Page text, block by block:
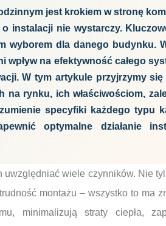
jest krokiem w stronę
instalacji nie wystarczy.
wyborem dla danego budynku.
na efektywność całego
W tym artykule przyjrzymy się
na rynku, ich właściwościom,
specyfiki każdego typu
optymalne działanie
uwzględniać wiele czynników. Nie
montażu – wszystko to ma
minimalizują straty ciepła,